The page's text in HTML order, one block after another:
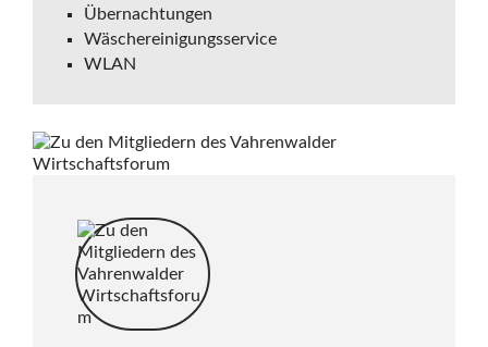
Übernachtungen
Wäschereinigungsservice
WLAN